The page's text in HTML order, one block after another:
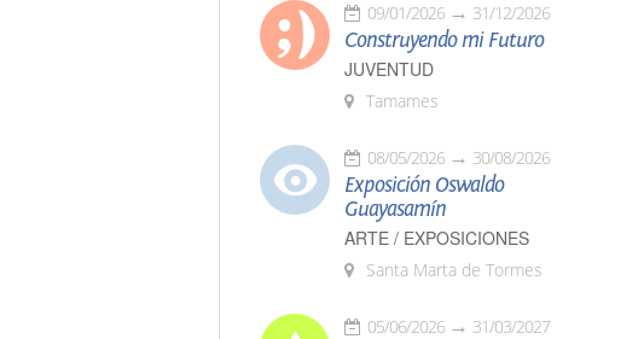
09/01/2026 31/12/2026
Construyendo mi Futuro
JUVENTUD
Tamames
08/05/2026 30/08/2026
Exposición Oswaldo
Guayasamín
ARTE / EXPOSICIONES
Santa Marta de Tormes
05/06/2026 31/03/2027